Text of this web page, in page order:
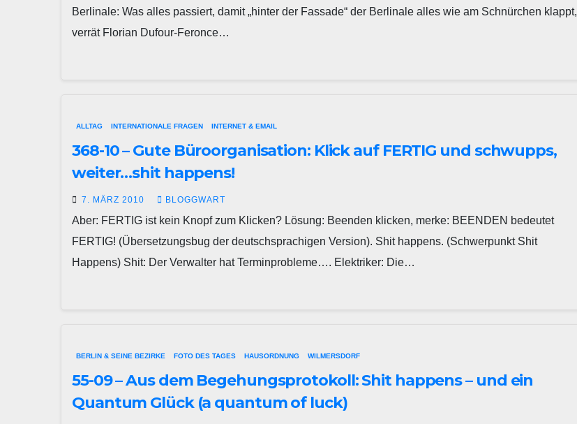
Berlinale: Was alles passiert, damit „hinter der Fassade“ der Berlinale alles wie am Schnürchen klappt,
verrät Florian Dufour-Feronce…
ALLTAG INTERNATIONALE FRAGEN INTERNET & EMAIL
368-10 – Gute Büroorganisation: Klick auf FERTIG und schwupps,
weiter…shit happens!
7. MÄRZ 2010 BLOGGWART
Aber: FERTIG ist kein Knopf zum Klicken? Lösung: Beenden klicken, merke: BEENDEN bedeutet
FERTIG! (Übersetzungsbug der deutschsprachigen Version). Shit happens. (Schwerpunkt Shit
Happens) Shit: Der Verwalter hat Terminprobleme…. Elektriker: Die…
BERLIN & SEINE BEZIRKE FOTO DES TAGES HAUSORDNUNG WILMERSDORF
55-09 – Aus dem Begehungsprotokoll: Shit happens – und ein
Quantum Glück (a quantum of luck)